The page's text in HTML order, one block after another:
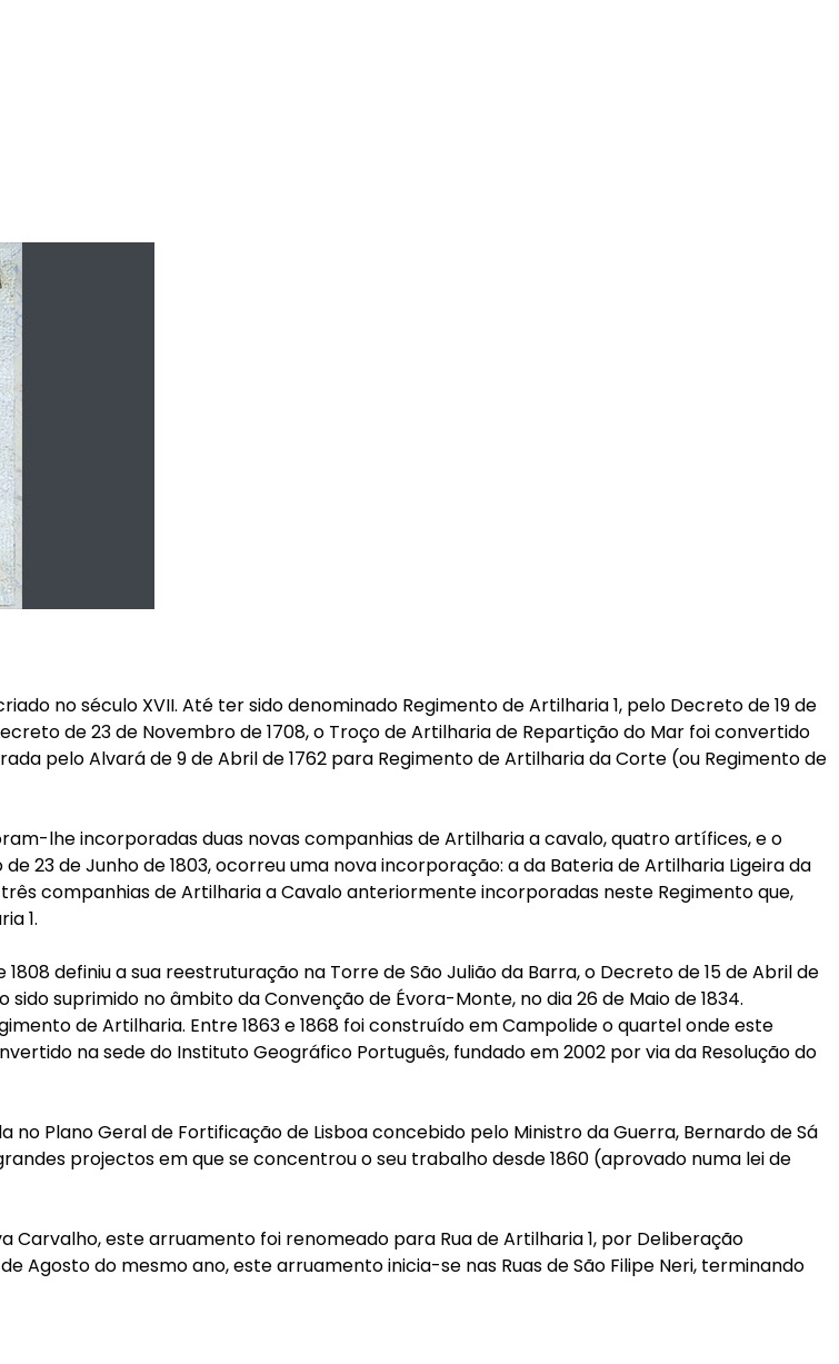
no século XVII. Até ter sido denominado Regimento de Artilharia 1, pelo Decreto de 19 de
de 23 de Novembro de 1708, o Troço de Artilharia de Repartição do Mar foi convertido
pelo Alvará de 9 de Abril de 1762 para Regimento de Artilharia da Corte (ou Regimento de
lhe incorporadas duas novas companhias de Artilharia a cavalo, quatro artífices, e o
23 de Junho de 1803, ocorreu uma nova incorporação: a da Bateria de Artilharia Ligeira da
companhias de Artilharia a Cavalo anteriormente incorporadas neste Regimento que,
1.
definiu a sua reestruturação na Torre de São Julião da Barra, o Decreto de 15 de Abril de
suprimido no âmbito da Convenção de Évora-Monte, no dia 26 de Maio de 1834.
de Artilharia. Entre 1863 e 1868 foi construído em Campolide o quartel onde este
na sede do Instituto Geográfico Português, fundado em 2002 por via da Resolução do
Plano Geral de Fortificação de Lisboa concebido pelo Ministro da Guerra, Bernardo de Sá
projectos em que se concentrou o seu trabalho desde 1860 (aprovado numa lei de
Carvalho, este arruamento foi renomeado para Rua de Artilharia 1, por Deliberação
Agosto do mesmo ano, este arruamento inicia-se nas Ruas de São Filipe Neri, terminando